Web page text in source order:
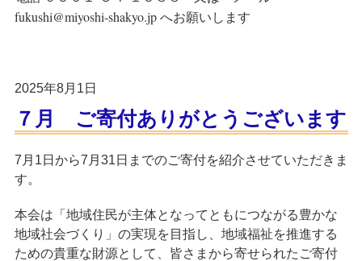
fukushi@miyoshi-shakyo.jp へお願いします
2025年8月1日
７月 ご寄付ありがとうございます
7月1日から7月31日までのご寄付を紹介させていただきま
す。
本会は「地域住民が主体となってともにつながる豊かな
地域社会づくり」の実現を目指し、地域福祉を推進する
ための貴重な財源として、皆さまから寄せられたご寄付